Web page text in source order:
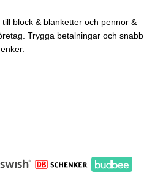
till block & blanketter och pennor &
Trygga betalningar och snabb